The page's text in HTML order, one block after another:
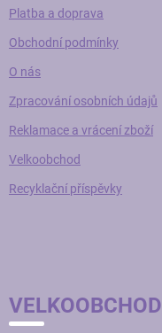
Platba a doprava
Obchodní podmínky
O nás
Zpracování osobních údajů
Reklamace a vrácení zboží
Velkoobchod
Recyklační příspěvky
VELKOOBCHOD